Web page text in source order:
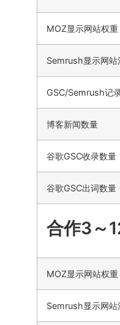
MOZ显示网站权重
Semrush显示网站
GSC/Semrush记
博客新闻数量
谷歌GSC收录数量
谷歌GSC出词数量
合作3～
MOZ显示网站权重
Semrush显示网站